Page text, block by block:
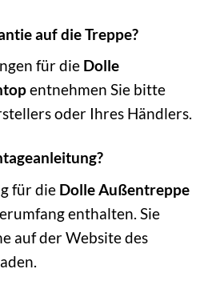
auf die Treppe?
für die Dolle
entnehmen Sie bitte
oder Ihres Händlers.
für die Dolle Außentreppe
enthalten. Sie
auf der Website des